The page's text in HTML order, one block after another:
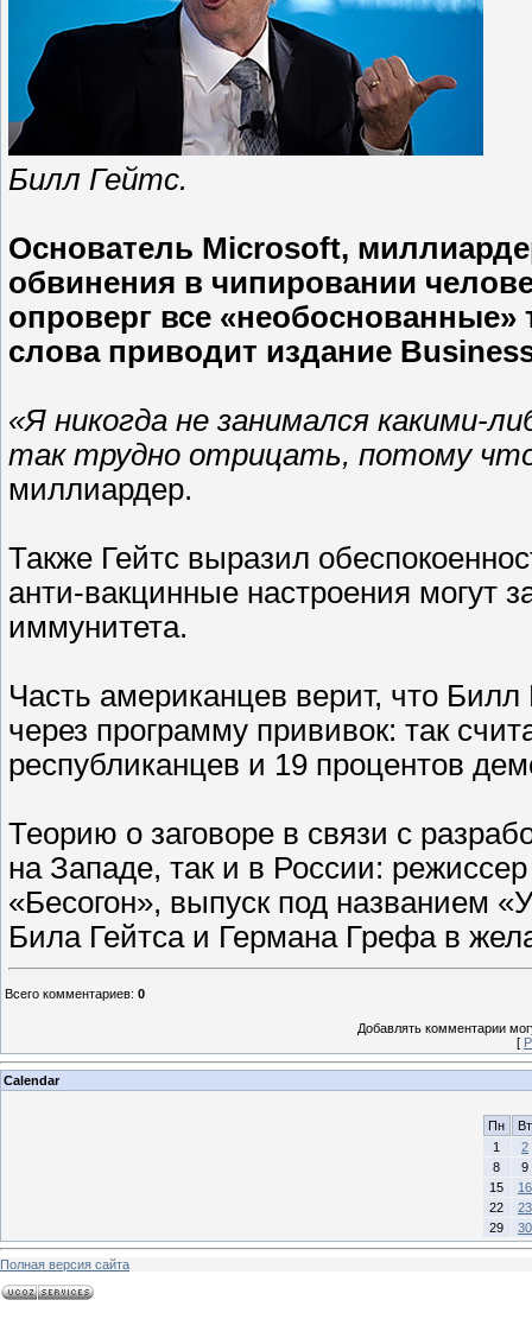
Билл Гейтс.
Основатель Microsoft,
обвинения в чипировании
опроверг все «необоснованные»
слова приводит издание
«Я никогда не занимался какими-
так трудно отрицать, потому
миллиардер.
Также Гейтс выразил
анти-вакцинные настроения могут
иммунитета.
Часть американцев верит, что
через программу прививок: так
республиканцев и 19 процентов
Теорию о заговоре в связи с
на Западе, так и в России:
«Бесогон», выпуск под названием
Била Гейтса и Германа Грефа в
Всего комментариев: 0
Добавлять комментарии
[
Calendar
Пн
Вт
1
2
8
9
15
16
22
23
29
30
Полная версия сайта